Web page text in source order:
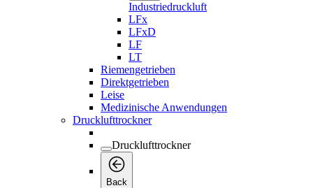
Industriedruckluft
LFx
LFxD
LF
LT
Riemengetrieben
Direktgetrieben
Leise
Medizinische Anwendungen
Drucklufttrockner
Drucklufttrockner
Back